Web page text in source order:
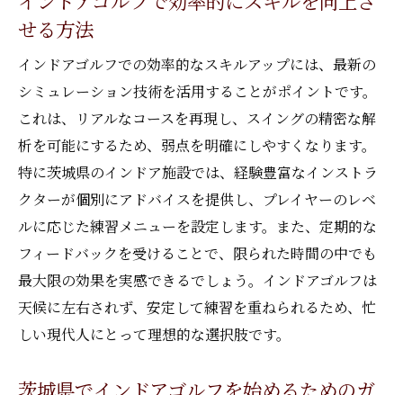
には
スキルアップのための継続的な練習法
天候に影響されないインドアゴルフの革新を茨
城県で体感
インドアゴルフがもたらす新しい練習環境
茨城県でインドアゴルフを体感するための
場所
インドアゴルフが引き起こす練習スタイル
の変化
天候に左右されない練習の重要性
インドアゴルフ施設の最新トレンド
茨城県のインドアゴルフイベント情報
せる方法
インドアゴルフでの効率的なスキルアップには、最新の
シミュレーション技術を活用することがポイントです。
これは、リアルなコースを再現し、スイングの精密な解
析を可能にするため、弱点を明確にしやすくなります。
特に茨城県のインドア施設では、経験豊富なインストラ
クターが個別にアドバイスを提供し、プレイヤーのレベ
ルに応じた練習メニューを設定します。また、定期的な
フィードバックを受けることで、限られた時間の中でも
最大限の効果を実感できるでしょう。インドアゴルフは
天候に左右されず、安定して練習を重ねられるため、忙
しい現代人にとって理想的な選択肢です。
茨城県でインドアゴルフを始めるためのガ